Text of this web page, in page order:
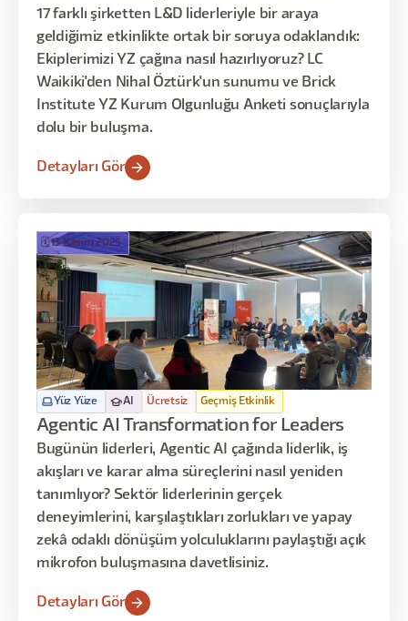
17 farklı şirketten L&D liderleriyle bir araya
geldiğimiz etkinlikte ortak bir soruya odaklandık:
Ekiplerimizi YZ çağına nasıl hazırlıyoruz? LC
Waikiki'den Nihal Öztürk'un sunumu ve Brick
Institute YZ Kurum Olgunluğu Anketi sonuçlarıyla
dolu bir buluşma.
Detayları Gör
Yüz Yüze AI Ücretsiz Geçmiş Etkinlik
🗓️13 Kasım 2025
Agentic AI Transformation for Leaders
Bugünün liderleri, Agentic AI çağında liderlik, iş
akışları ve karar alma süreçlerini nasıl yeniden
tanımlıyor? Sektör liderlerinin gerçek
deneyimlerini, karşılaştıkları zorlukları ve yapay
zekâ odaklı dönüşüm yolculuklarını paylaştığı açık
mikrofon buluşmasına davetlisiniz.
Detayları Gör